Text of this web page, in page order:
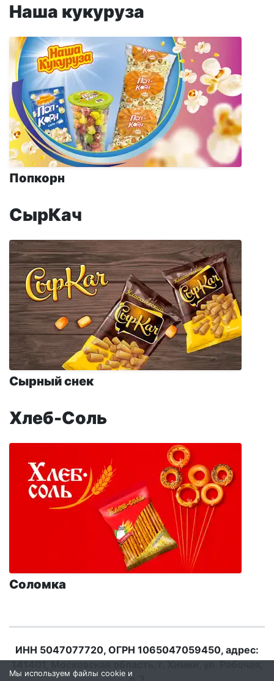
Наша кукуруза
Попкорн
СырКач
Сырный снек
Хлеб-Соль
Соломка
ИНН 5047077720, ОГРН 1065047059450, адрес:
141401, Московская область, г. Химки, ул. Рабочая,
Мы используем файлы cookie и